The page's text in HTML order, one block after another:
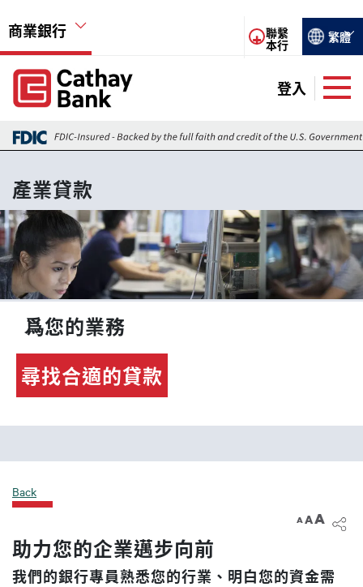
商業銀行
Global Header Hierarchy Menu
聯繫
本行
Select
繁體
登入
Global Header Hierarchy Menu
儲蓄賬戶
支票賬戶
財資管理
商業貸款
商業信用卡
電子銀行
產業貸款
圖片
爲您的業務
尋找合適的貸款
Back
A
A A
助力您的企業邁步向前
我們的銀行專員熟悉您的行業、明白您的資金需